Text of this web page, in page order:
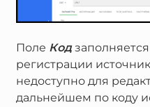
Поле Код
регистрации
недоступно для
дальнейшем по коду